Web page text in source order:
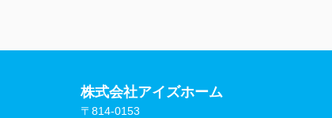
株式会社アイズホーム
〒814-0153